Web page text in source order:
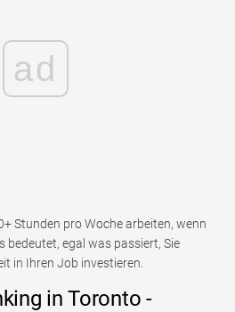
ad
Stunden pro Woche arbeiten, wenn
bedeutet, egal was passiert, Sie
in Ihren Job investieren.
in Toronto -